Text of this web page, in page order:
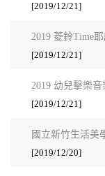
[2019/12/21]
2019 菱鈴Time
[2019/12/21]
2019 幼兒擊樂音
[2019/12/21]
國立新竹生活美
[2019/12/20]